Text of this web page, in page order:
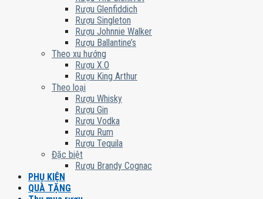
Rượu Glenfiddich
Rượu Singleton
Rượu Johnnie Walker
Rượu Ballantine’s
Theo xu hướng
Rượu X.O
Rượu King Arthur
Theo loại
Rượu Whisky
Rượu Gin
Rượu Vodka
Rượu Rum
Rượu Tequila
Đặc biệt
Rượu Brandy Cognac
PHỤ KIỆN
QUÀ TẶNG